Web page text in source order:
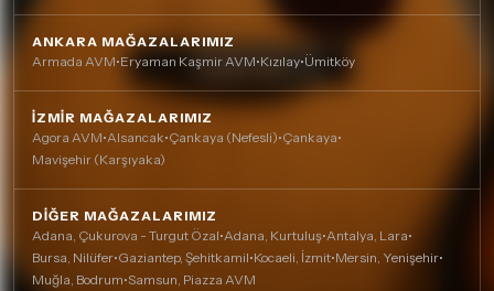
ANKARA MAĞAZALARIMIZ
Armada AVM•Eryaman Kaşmir AVM•Kızılay•Ümitköy
İZMIR MAĞAZALARIMIZ
Agora AVM•Alsancak•Çankaya (Nefesli)•Çankaya•
Mavişehir (Karşıyaka)
DIĞER MAĞAZALARIMIZ
Adana, Çukurova - Turgut Özal•Adana, Kurtuluş•Antalya, Lara•
Bursa, Nilüfer•Gaziantep, Şehitkamil•Kocaeli, İzmit•Mersin, Yenişehir•
Muğla, Bodrum•Samsun, Piazza AVM